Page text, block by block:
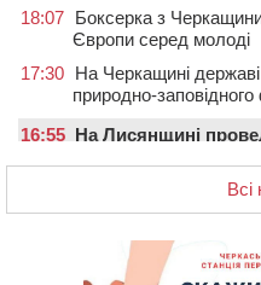
18:07 Боксерка з
Європи серед молоді
17:30 На Черкащині
природно-
16:55 На Лисянщині
У Дахнівському
незаконне
У лікарні померла
в Черкаському районі
Всі